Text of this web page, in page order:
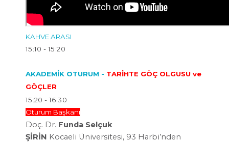
KAHVE ARASI
15:10 - 15:20
AKADEMİK OTURUM - TARİHTE GÖÇ OLGUSU ve
GÖÇLER
15:20 - 16:30
Oturum Başkanı
Doç. Dr. Funda Selçuk
ŞİRİN Kocaeli Üniversitesi, 93 Harbi’nden